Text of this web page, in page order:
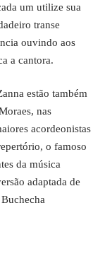
um utilize sua
transe
ouvindo aos
a cantora.
estão também
nas
acordeonistas
o famoso
da música
adaptada de